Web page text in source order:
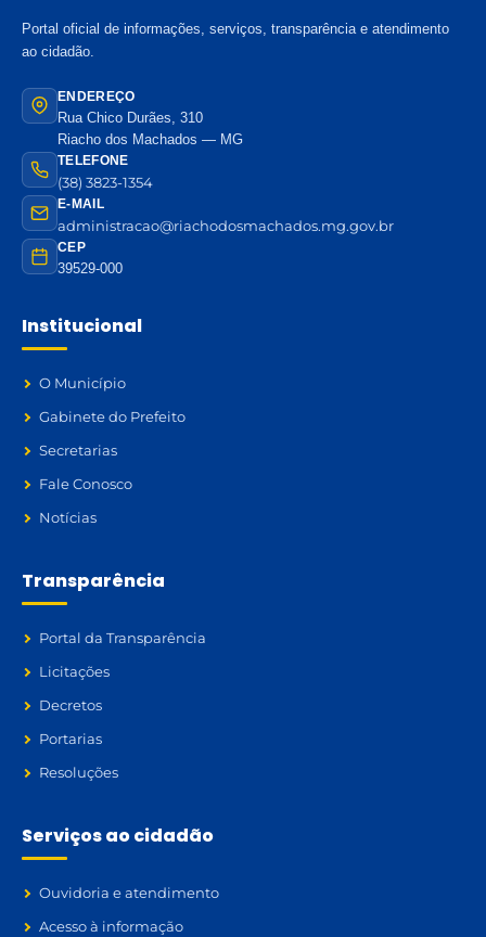
Portal oficial de informações, serviços, transparência e atendimento
ao cidadão.
ENDEREÇO
Rua Chico Durães, 310
Riacho dos Machados — MG
TELEFONE
(38) 3823-1354
E-MAIL
administracao@riachodosmachados.mg.gov.br
CEP
39529-000
Institucional
O Município
Gabinete do Prefeito
Secretarias
Fale Conosco
Notícias
Transparência
Portal da Transparência
Licitações
Decretos
Portarias
Resoluções
Serviços ao cidadão
Ouvidoria e atendimento
Acesso à informação